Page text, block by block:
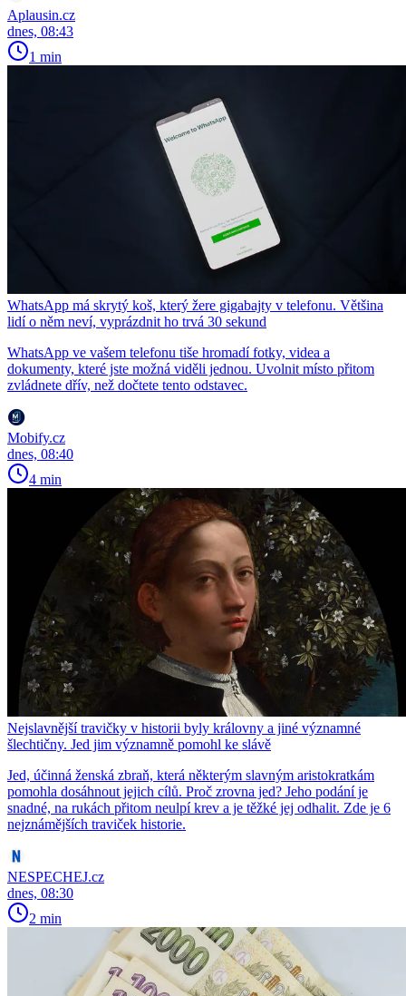
Aplausin.cz
dnes, 08:43
1 min
WhatsApp má skrytý koš, který žere gigabajty v telefonu. Většina
lidí o něm neví, vyprázdnit ho trvá 30 sekund
WhatsApp ve vašem telefonu tiše hromadí fotky, videa a
dokumenty, které jste možná viděli jednou. Uvolnit místo přitom
zvládnete dřív, než dočtete tento odstavec.
Mobify.cz
dnes, 08:40
4 min
Nejslavnější travičky v historii byly královny a jiné významné
šlechtičny. Jed jim významně pomohl ke slávě
Jed, účinná ženská zbraň, která některým slavným aristokratkám
pomohla dosáhnout jejich cílů. Proč zrovna jed? Jeho podání je
snadné, na rukách přitom neulpí krev a je těžké jej odhalit. Zde je 6
nejznámějších traviček historie.
NESPECHEJ.cz
dnes, 08:30
2 min